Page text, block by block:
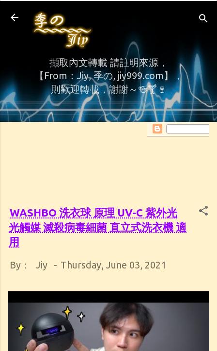
擷取內文轉載 請註明來源，
【From：Jiy, 季の, jiy999.com】，
則歡迎轉載，謝謝～🍻🍸🍷
WASHBO 洗衣球 原理 UV-C 紫外光
光觸媒 滅殺病毒細菌 直立式洗衣機 適
用
By： Jiy - Thursday, June 03, 2021